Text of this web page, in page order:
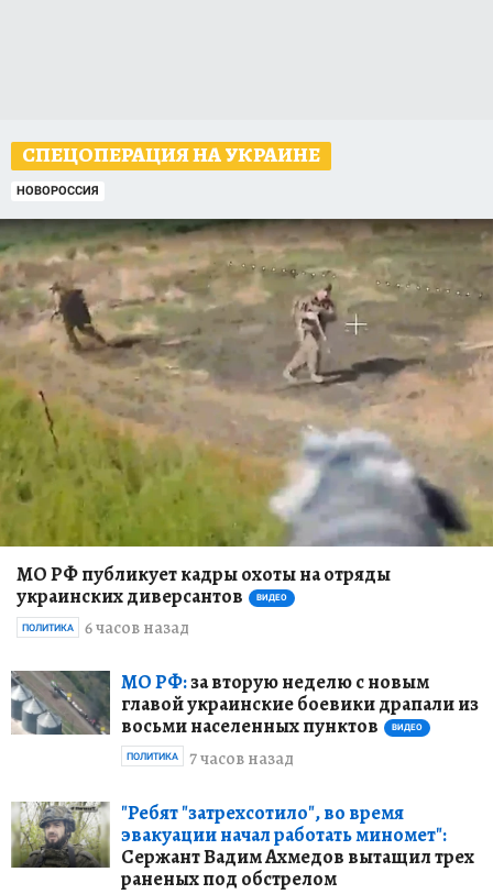
СПЕЦОПЕРАЦИЯ НА УКРАИНЕ
НОВОРОССИЯ
МО РФ публикует кадры охоты на отряды
украинских диверсантов
ВИДЕО
6 часов назад
ПОЛИТИКА
МО РФ:за вторую неделю с новым
главой украинские боевики драпали из
восьми населенных пунктов
ВИДЕО
7 часов назад
ПОЛИТИКА
"Ребят "затрехсотило", во время
эвакуации начал работать миномет":
Сержант Вадим Ахмедов вытащил трех
раненых под обстрелом